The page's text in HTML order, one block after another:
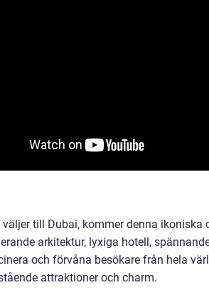
till Dubai, kommer denna
arkitektur, lyxiga hotell,
och förvåna besökare från hela
attraktioner och charm.